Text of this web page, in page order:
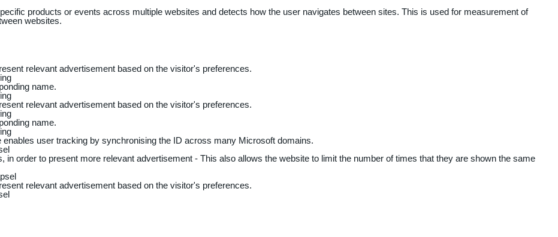
products or events across multiple websites and detects how the user navigates between sites. This is used for measurement of
websites.
relevant advertisement based on the visitor's preferences.
name.
relevant advertisement based on the visitor's preferences.
name.
user tracking by synchronising the ID across many Microsoft domains.
order to present more relevant advertisement - This also allows the website to limit the number of times that they are shown the same
relevant advertisement based on the visitor's preferences.